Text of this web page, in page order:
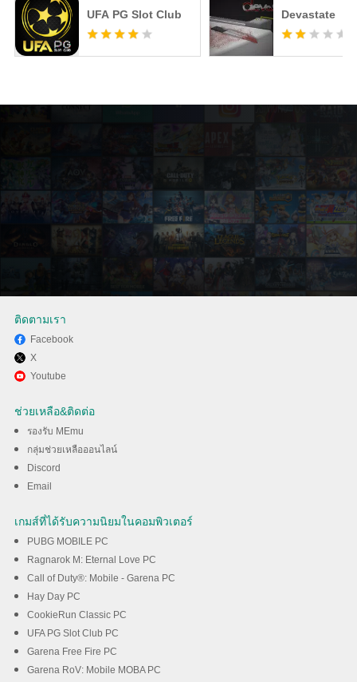
UFA PG Slot Club Devastate
สนุกกับการเล่น ปริศนาจิ๊กซอว์ -
เกมปริศนา บนพีซีด้วย MEmu
ดาวน์โหลด
ติดตามเรา
Facebook
X
Youtube
ช่วยเหลือ&ติดต่อ
รองรับ MEmu
กลุ่มช่วยเหลือออนไลน์
Discord
Email
เกมส์ที่ได้รับความนิยมในคอมพิวเตอร์
PUBG MOBILE PC
Ragnarok M: Eternal Love PC
Call of Duty®: Mobile - Garena PC
Hay Day PC
CookieRun Classic PC
UFA PG Slot Club PC
Garena Free Fire PC
Garena RoV: Mobile MOBA PC